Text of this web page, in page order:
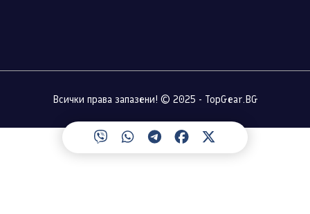
Всички права запазени! © 2025 - TopGear.BG